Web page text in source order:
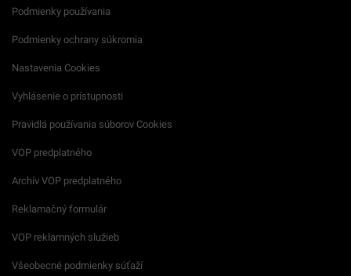
Podmienky používania
Podmienky ochrany súkromia
Nastavenia Cookies
Vyhlásenie o prístupnosti
Pravidlá používania súborov Cookies
VOP predplatného
Archív VOP predplatného
Reklamačný formulár
VOP reklamných služieb
Všeobecné podmienky súťaží